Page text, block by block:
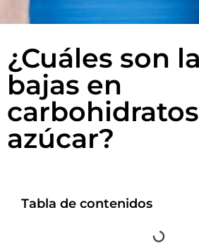
¿Cuáles son
bajas en
azúcar?
Tabla de contenidos